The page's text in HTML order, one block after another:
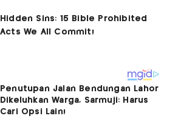
Penutupan Jalan Bendungan Lahor
Dikeluhkan Warga, Sarmuji: Harus
Cari Opsi Lain!